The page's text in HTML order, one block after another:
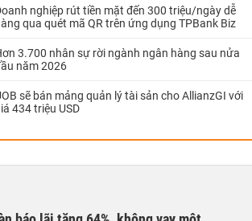
nghiệp rút tiền mặt đến 300 triệu/ngày dễ
qua quét mã QR trên ứng dụng TPBank Biz
3.700 nhân sự rời ngành ngân hàng sau nửa
năm 2026
sẽ bán mảng quản lý tài sản cho AllianzGI với
434 triệu USD